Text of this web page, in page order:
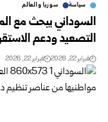
سياسة سوريا والعالم
السوداني يبحث مع
التصعيد ودعم
فبراير 22, 2026 فبراير 22, 2026